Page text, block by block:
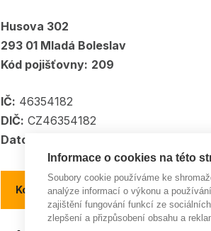
Husova 302
293 01 Mladá Boleslav
Kód pojišťovny: 209
IČ: 46354182
DIČ: CZ46354182
Datové schránka:
Kontakty a kontaktní místa
Informace o cookies na této
Soubory cookie používáme ke
analýze informací o výkonu a
zajištění fungování funkcí ze
zlepšení a přizpůsobení obsahu a